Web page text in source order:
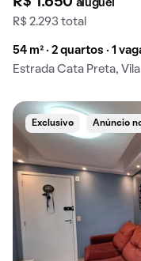
aluguel
R$ 2.293 total
54 m² · 2 quartos · 1
Estrada Cata Preta,
Exclusivo Anúncio